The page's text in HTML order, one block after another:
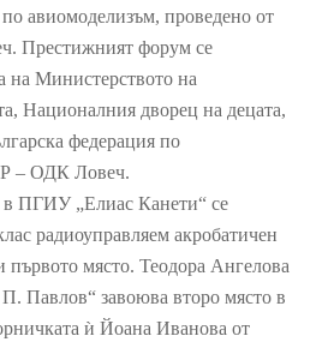
по авиомоделизъм, проведено от
Престижният форум се
на Министерството на
Националния дворец на децата,
федерация по
– ОДК Ловеч.
в ПГИУ „Елиас Канети“ се
радиоуправляем акробатичен
първото място. Теодора Ангелова
Павлов“ завоюва второ място в
ѝ Йоана Иванова от